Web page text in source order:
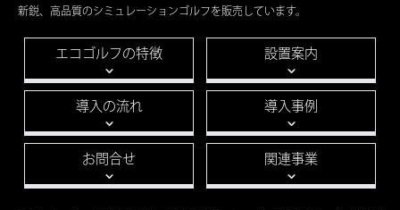
新鋭、高品質のシミュレーションゴルフを販売しています。
エコゴルフの特徴 設置案内
導入の流れ 導入事例
お問合せ 関連事業